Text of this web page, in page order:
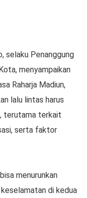
selaku Penanggung
menyampaikan
Raharja Madiun,
lalu lintas harus
terutama terkait
serta faktor
menurunkan
di kedua